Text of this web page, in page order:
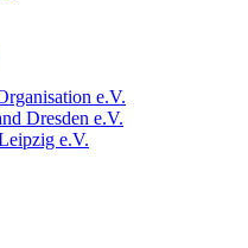
e.V.
Dresden e.V.
e.V.